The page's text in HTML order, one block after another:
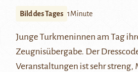
Bild des Tages 1Minute
Junge Turkmeninnen am Tag
Zeugnisübergabe. Der
Veranstaltungen ist sehr streng,